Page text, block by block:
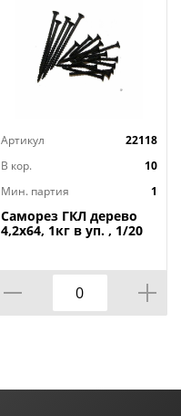
Артикул
22118
В кор.
10
Мин. партия
1
Саморез ГКЛ дерево
4,2х64, 1кг в уп. , 1/20